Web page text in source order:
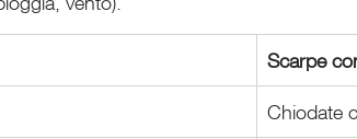
Scarpe
Chiodate